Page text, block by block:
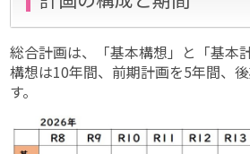
総合計画は、「基本構想」と「基本
構想は10年間、前期計画を5年間、
す。